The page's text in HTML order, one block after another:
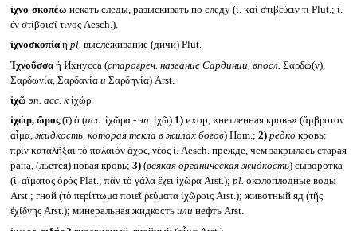
ἰχνο-σκοπέω искать следы, разыскивать по следу (ἰ. καὶ στιβεύειν τι Plut.; ἰ.
ἐν στίβοισί τινος Aesch.).
ἰχνοσκοπία ἡ pl. выслеживание (дичи) Plut.
Ἰχνοῦσσα ἡ Ихнусса (старогреч. название Сардинии, впосл. Σαρδώ(ν),
Σαρδωνία, Σαρδανία и Σαρδηνία) Arst.
ἰχῶ эп. acc. кἰχώρ.
ἰχώρ, ῶρος(ῑ) ὁ (acc. ἰχῶρα - эп. ἰχῶ) 1)ихор, «нетленная кровь» (ἄμβροτον
αἷμα, жидкость, которая текла в жилах богов) Hom.; 2) редко кровь:
πρὶν καταλῆξαι τὸ παλαιὸν ἄχος, νέος ἰ. Aesch. прежде, чем закрылась старая
рана, (льется) новая кровь; 3)(всякая органическая жидкость) сыворотка
(ἰ. αἵματος ὀρός Plat.; πᾶν τὸ γάλα ἔχει ἰχῶρα Arst.); pl. околоплодные воды
Arst.; гной (τὸ περίττωμα ποιεῖ ῥεύματα ἰχῶροις Arst.); животный яд (τῆς
ἐχίδνης Arst.); минеральная жидкость или нефть Arst.